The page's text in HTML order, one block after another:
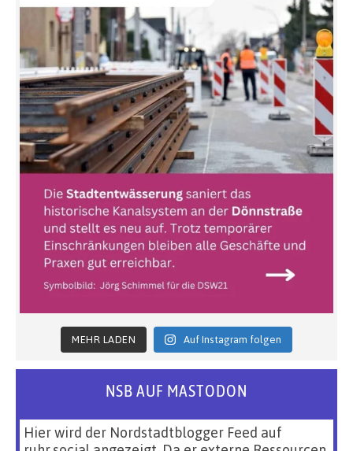
MEHR LADEN Auf Instagram folgen
NSB AUF MASTODON
Hier wird der Nordstadtblogger Feed auf